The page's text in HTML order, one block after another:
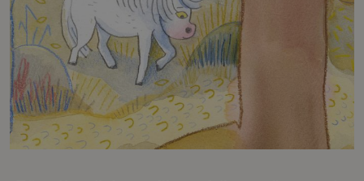
Dahlberg slår sina påsar ihop i
denna galet kaosiga och
medryckande bilderbok." - Erika
Hallhagen tipsar om årets bästa
böcker för barn och unga i
SvD"Mycket underhållande,
särskilt att rutscha med i Jenny
Dahlbergs bilder som inte sitter still
en enda sekund. På vartenda
uppslag finns tusen detaljer att